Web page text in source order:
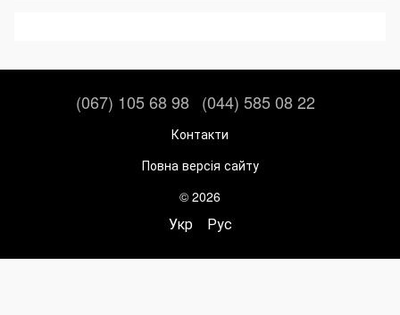
(067) 105 68 98 (044) 585 08 22
Контакти
Повна версія сайту
© 2026
Укр Рус